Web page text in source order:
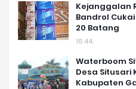
Kejanggalan
Bandrol Cukai
20 Batang
16.44
Waterboom
Desa Situsari
Kabupaten